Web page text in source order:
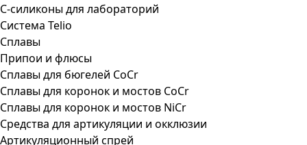
С-силиконы для лабораторий
Система Telio
Сплавы
Припои и флюсы
Сплавы для бюгелей CoCr
Сплавы для коронок и мостов CoCr
Сплавы для коронок и мостов NiCr
Средства для артикуляции и окклюзии
Артикуляционный спрей